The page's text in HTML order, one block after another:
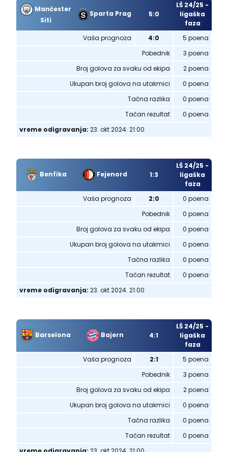
Mančester
Siti
Sparta Prag 5:0
LŠ 24/25 -
ligaška
faza
Vaša prognoza
4:0
5 poena
Pobednik
3 poena
Broj golova za svaku od ekipa
2 poena
Ukupan broj golova na utakmici
0 poena
Tačna razlika
0 poena
Tačan rezultat
0 poena
vreme odigravanja: 23. okt 2024. 21:00
Benfika Fejenord 1:3
LŠ 24/25 -
ligaška
faza
Vaša prognoza
2:0
0 poena
Pobednik
0 poena
Broj golova za svaku od ekipa
0 poena
Ukupan broj golova na utakmici
0 poena
Tačna razlika
0 poena
Tačan rezultat
0 poena
vreme odigravanja: 23. okt 2024. 21:00
Barselona Bajern 4:1
LŠ 24/25 -
ligaška
faza
Vaša prognoza
2:1
5 poena
Pobednik
3 poena
Broj golova za svaku od ekipa
2 poena
Ukupan broj golova na utakmici
0 poena
Tačna razlika
0 poena
Tačan rezultat
0 poena